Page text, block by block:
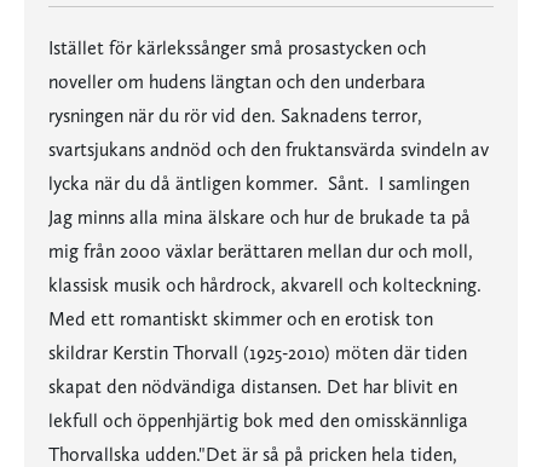
Istället för kärlekssånger små prosastycken och
noveller om hudens längtan och den underbara
rysningen när du rör vid den. Saknadens terror,
svartsjukans andnöd och den fruktansvärda svindeln av
lycka när du då äntligen kommer. Sånt. I samlingen
Jag minns alla mina älskare och hur de brukade ta på
mig från 2000 växlar berättaren mellan dur och moll,
klassisk musik och hårdrock, akvarell och kolteckning.
Med ett romantiskt skimmer och en erotisk ton
skildrar Kerstin Thorvall (1925-2010) möten där tiden
skapat den nödvändiga distansen. Det har blivit en
lekfull och öppenhjärtig bok med den omisskännliga
Thorvallska udden."Det är så på pricken hela tiden,